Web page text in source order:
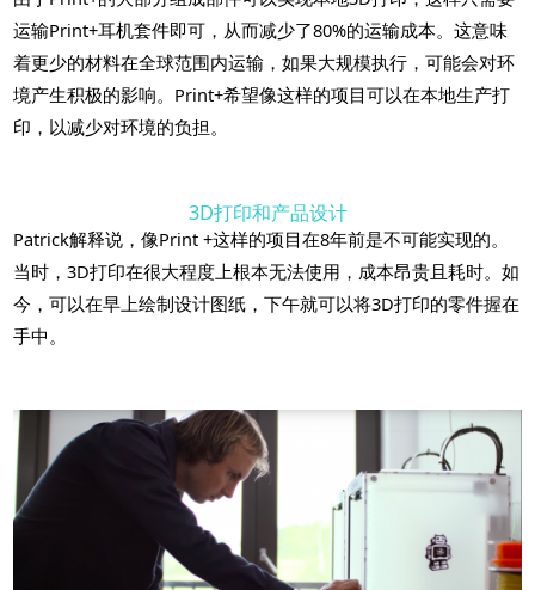
运输Print+耳机套件即可，从而减少了80%的运输成本。这意味
着更少的材料在全球范围内运输，如果大规模执行，可能会对环
境产生积极的影响。Print+希望像这样的项目可以在本地生产打
印，以减少对环境的负担。
3D打印和产品设计
Patrick解释说，像Print +这样的项目在8年前是不可能实现的。
当时，3D打印在很大程度上根本无法使用，成本昂贵且耗时。如
今，可以在早上绘制设计图纸，下午就可以将3D打印的零件握在
手中。